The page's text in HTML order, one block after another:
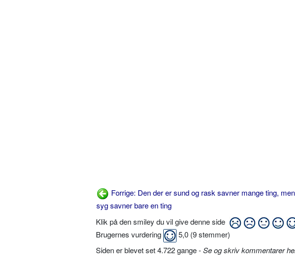
Forrige: Den der er sund og rask savner mange ting,
syg savner bare en ting
Klik på den smiley du vil give denne side
Brugernes vurdering
5,0 (9stemmer)
Siden er blevet set 4.722 gange -Se og skriv kommentarer